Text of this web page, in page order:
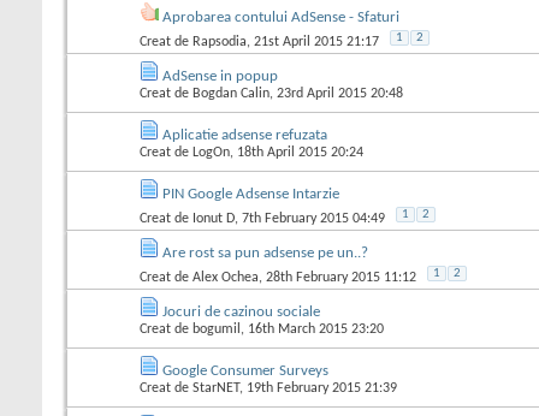
Aprobarea contului AdSense - Sfaturi
Creat de Rapsodia, 21st April 2015 21:17 1 2
AdSense in popup
Creat de Bogdan Calin, 23rd April 2015 20:48
Aplicatie adsense refuzata
Creat de LogOn, 18th April 2015 20:24
PIN Google Adsense Intarzie
Creat de Ionut D, 7th February 2015 04:49 1 2
Are rost sa pun adsense pe un..?
Creat de Alex Ochea, 28th February 2015 11:12 1 2
Jocuri de cazinou sociale
Creat de bogumil , 16th March 2015 23:20
Google Consumer Surveys
Creat de StarNET, 19th February 2015 21:39